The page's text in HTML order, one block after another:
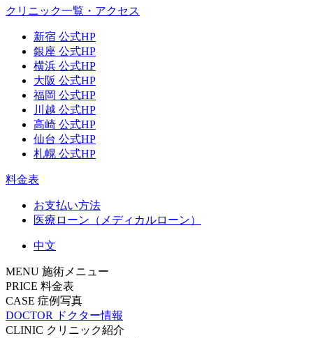
クリニック一覧・アクセス
新宿 公式HP
銀座 公式HP
横浜 公式HP
大阪 公式HP
福岡 公式HP
川越 公式HP
高崎 公式HP
仙台 公式HP
札幌 公式HP
料金表
お支払い方法
医療ローン（メディカルローン）
中文
MENU 施術メニュー
PRICE 料金表
CASE 症例写真
DOCTOR
ドクター情報
CLINIC クリニック紹介